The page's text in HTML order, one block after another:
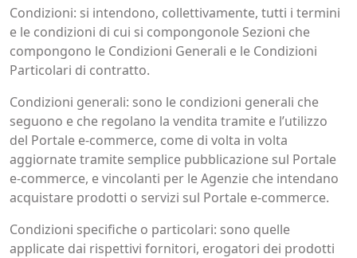
Condizioni: si intendono, collettivamente, tutti i termini
e le condizioni di cui si compongonole Sezioni che
compongono le Condizioni Generali e le Condizioni
Particolari di contratto.
Condizioni generali: sono le condizioni generali che
seguono e che regolano la vendita tramite e l’utilizzo
del Portale e-commerce, come di volta in volta
aggiornate tramite semplice pubblicazione sul Portale
e-commerce, e vincolanti per le Agenzie che intendano
acquistare prodotti o servizi sul Portale e-commerce.
Condizioni specifiche o particolari: sono quelle
applicate dai rispettivi fornitori, erogatori dei prodotti